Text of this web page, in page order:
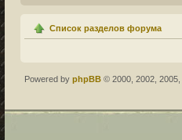
Список разделов форума
Powered by phpBB © 2000, 2002,